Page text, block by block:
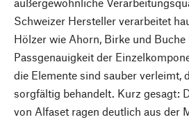
Schweizer Hersteller verarbeitet
Hölzer wie Ahorn, Birke und
Passgenauigkeit der
die Elemente sind sauber verleimt,
sorgfältig behandelt. Kurz gesagt:
von Alfaset ragen deutlich aus der